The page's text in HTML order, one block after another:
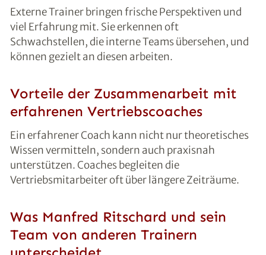
Externe Trainer bringen frische Perspektiven und
viel Erfahrung mit. Sie erkennen oft
Schwachstellen, die interne Teams übersehen, und
können gezielt an diesen arbeiten.
Vorteile der Zusammenarbeit mit
erfahrenen Vertriebscoaches
Ein erfahrener Coach kann nicht nur theoretisches
Wissen vermitteln, sondern auch praxisnah
unterstützen. Coaches begleiten die
Vertriebsmitarbeiter oft über längere Zeiträume.
Was Manfred Ritschard und sein
Team von anderen Trainern